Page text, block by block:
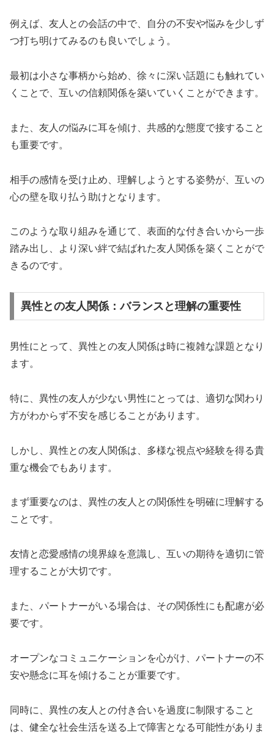
例えば、友人との会話の中で、自分の不安や悩みを少しず
つ打ち明けてみるのも良いでしょう。
最初は小さな事柄から始め、徐々に深い話題にも触れてい
くことで、互いの信頼関係を築いていくことができます。
また、友人の悩みに耳を傾け、共感的な態度で接すること
も重要です。
相手の感情を受け止め、理解しようとする姿勢が、互いの
心の壁を取り払う助けとなります。
このような取り組みを通じて、表面的な付き合いから一歩
踏み出し、より深い絆で結ばれた友人関係を築くことがで
きるのです。
異性との友人関係：バランスと理解の重要性
男性にとって、異性との友人関係は時に複雑な課題となり
ます。
特に、異性の友人が少ない男性にとっては、適切な関わり
方がわからず不安を感じることがあります。
しかし、異性との友人関係は、多様な視点や経験を得る貴
重な機会でもあります。
まず重要なのは、異性の友人との関係性を明確に理解する
ことです。
友情と恋愛感情の境界線を意識し、互いの期待を適切に管
理することが大切です。
また、パートナーがいる場合は、その関係性にも配慮が必
要です。
オープンなコミュニケーションを心がけ、パートナーの不
安や懸念に耳を傾けることが重要です。
同時に、異性の友人との付き合いを過度に制限すること
は、健全な社会生活を送る上で障害となる可能性がありま